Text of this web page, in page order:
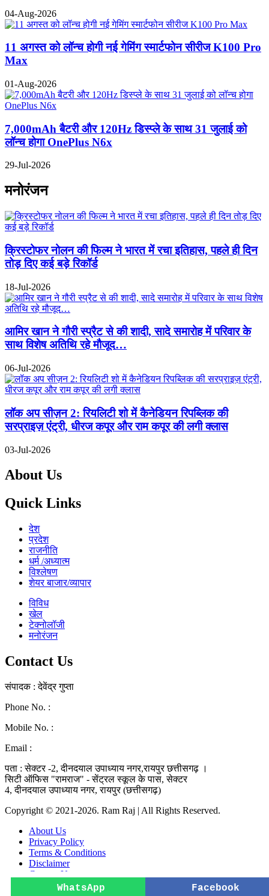
04-Aug-2026
11 अगस्त को लॉन्च होगी नई गेमिंग स्मार्टफोन सीरीज K100 Pro
Max
01-Aug-2026
7,000mAh बैटरी और 120Hz डिस्प्ले के साथ 31 जुलाई को
लॉन्च होगा OnePlus N6x
29-Jul-2026
मनोरंजन
क्रिस्टोफर नोलन की फिल्म ने भारत में रचा इतिहास, पहले ही दिन
तोड़ दिए कई बड़े रिकॉर्ड
18-Jul-2026
आमिर खान ने गौरी स्प्रैट से की शादी, सादे समारोह में परिवार के
साथ विशेष अतिथि रहे मौजूद…
06-Jul-2026
लॉक अप सीज़न 2: रियलिटी शो में कैनेडियन रिपब्लिक की
सरप्राइज़ एंट्री, धीरज कपूर और राम कपूर की लगी क्लास
03-Jul-2026
About Us
Quick Links
देश
प्रदेश
राजनीति
धर्म /अध्यात्म
विश्लेषण
शेयर बाजार/व्यापार
विविध
खेल
टेक्नोलॉजी
मनोरंजन
Contact Us
संपादक : देवेंद्र गुप्ता
Phone No. :
Mobile No. :
Email :
पता : सेक्टर -2, दीनदयाल उपाध्याय नगर,रायपुर छत्तीसगढ़ ।
सिटी ऑफिस "रामराज" - सेंट्रल स्कूल के पास, सेक्टर
4, दीनदयाल उपाध्याय नगर, रायपुर (छत्तीसगढ़)
Copyright © 2021-2026. Ram Raj | All Rights Reserved.
About Us
Privacy Policy
Terms & Conditions
Disclaimer
Contact Us
WhatsApp Facebook